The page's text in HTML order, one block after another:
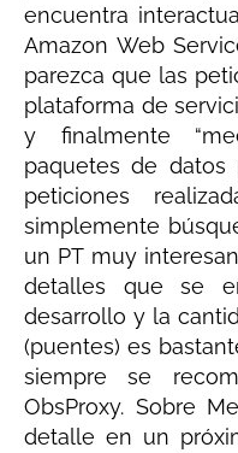
encuentra
Amazon Web
parezca que las
plataforma de
y finalmente
paquetes de datos
peticiones
simplemente
un PT muy
detalles que se
desarrollo y la
(puentes) es
siempre se
ObsProxy. Sobre
detalle en un